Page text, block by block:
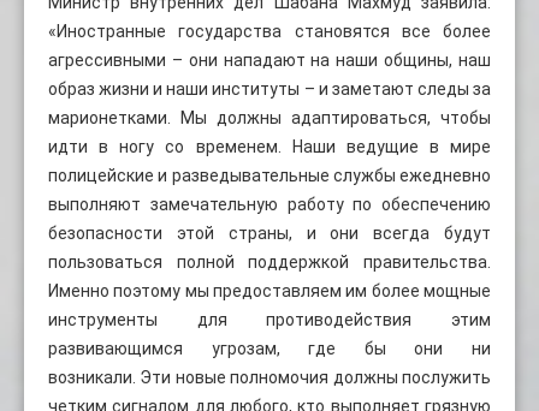
«Иностранные государства становятся все более
агрессивными – они нападают на наши общины, наш
образ жизни и наши институты – и заметают следы за
марионетками. Мы должны адаптироваться, чтобы
идти в ногу со временем. Наши ведущие в мире
полицейские и разведывательные службы ежедневно
выполняют замечательную работу по обеспечению
безопасности этой страны, и они всегда будут
пользоваться полной поддержкой правительства.
Именно поэтому мы предоставляем им более мощные
инструменты для противодействия этим
развивающимся угрозам, где бы они ни
возникали. Эти новые полномочия должны послужить
четким сигналом для любого, кто выполняет грязную